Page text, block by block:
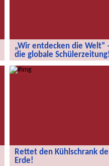
„Wir entdecken die Welt“
die globale
„Wir entdecken die Welt“ – die
globale Schülerzeitung!
Rettet den Kühlschrank
Erde!